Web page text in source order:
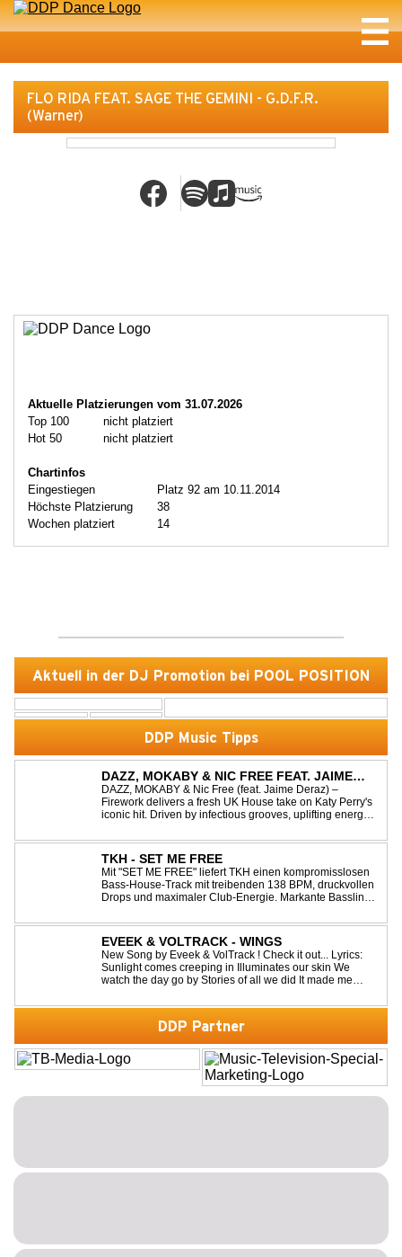
Aktuell in der DJ Promotion bei POOL POSITION
DDP Music Tipps
DAZZ, MOKABY & NIC FREE FEAT. JAIME
DERAZ - FIREWORK
DAZZ, MOKABY & Nic Free (feat. Jaime Deraz) –
Firework delivers a fresh UK House take on Katy Perry's
iconic hit. Driven by infectious grooves, uplifting energy,
cover brings a modern club vibe while preserving the
emotional power of the origin...
TKH - SET ME FREE
Mit "SET ME FREE" liefert TKH einen kompromisslosen
Bass-House-Track mit treibenden 138 BPM, druckvollen
Drops und maximaler Club-Energie. Markante Basslines
die Spannung konsequent bis zu den Drops nach oben
schraubt. Der Track hat die no...
EVEEK & VOLTRACK - WINGS
New Song by Eveek & VolTrack ! Check it out... Lyrics:
Sunlight comes creeping in Illuminates our skin We
watch the day go by Stories of all we did It made me
We danced on top of cars ...
DDP Partner
FLO RIDA FEAT. SAGE THE GEMINI - G.D.F.R.
(Warner)
Aktuelle Platzierungen vom 31.07.2026
Top 100
nicht platziert
Hot 50
nicht platziert
Chartinfos
Eingestiegen
Platz 92 am 10.11.2014
Höchste Platzierung
38
Wochen platziert
14